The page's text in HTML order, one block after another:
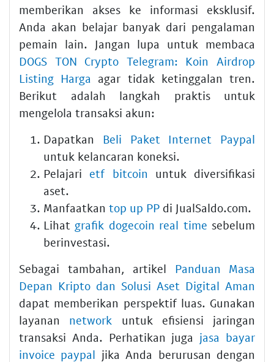
memberikan akses ke informasi eksklusif.
Anda akan belajar banyak dari pengalaman
pemain lain. Jangan lupa untuk membaca
DOGS TON Crypto Telegram: Koin Airdrop
Listing Harga agar tidak ketinggalan tren.
Berikut adalah langkah praktis untuk
mengelola transaksi akun:
Dapatkan Beli Paket Internet Paypal
untuk kelancaran koneksi.
Pelajari etf bitcoin untuk diversifikasi
aset.
Manfaatkan top up PP di JualSaldo.com.
Lihat grafik dogecoin real time sebelum
berinvestasi.
Sebagai tambahan, artikel Panduan Masa
Depan Kripto dan Solusi Aset Digital Aman
dapat memberikan perspektif luas. Gunakan
layanan network untuk efisiensi jaringan
transaksi Anda. Perhatikan juga jasa bayar
invoice paypal jika Anda berurusan dengan